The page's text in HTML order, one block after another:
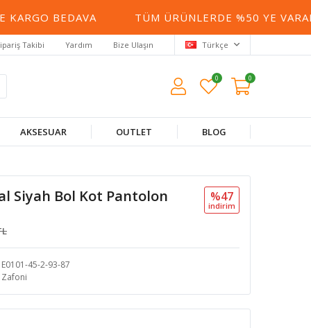
BEDAVA TÜM ÜRÜNLERDE %50 YE VARAN
Takibi Yardım Bize Ulaşın Türkçe
0 0
AKSESUAR OUTLET BLOG
Siyah Bol Kot Pantolon %47
i̇ndi̇ri̇m
E0101-45-2-93-87
Zafoni